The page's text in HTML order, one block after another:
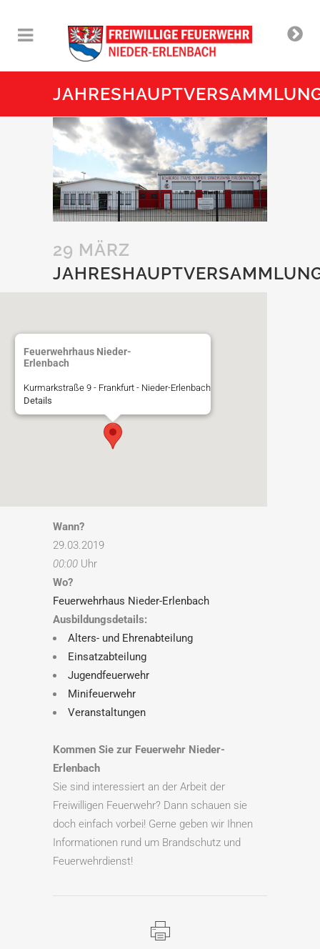
29 MÄRZ
Feuerwehrhaus Nieder-
Erlenbach
Kurmarkstraße 9 - Frankfurt - Nieder-Erlenbach
Details
Wann?
29.03.2019
00:00 Uhr
Wo?
Feuerwehrhaus Nieder-Erlenbach
Ausbildungsdetails:
Alters- und Ehrenabteilung
Einsatzabteilung
Jugendfeuerwehr
Minifeuerwehr
Veranstaltungen
Kommen Sie zur Feuerwehr Nieder-
Erlenbach
Sie sind interessiert an der Arbeit der
Freiwilligen Feuerwehr? Dann schauen sie
doch einfach vorbei! Gerne geben wir Ihnen
Informationen rund um Brandschutz und
Feuerwehrdienst!